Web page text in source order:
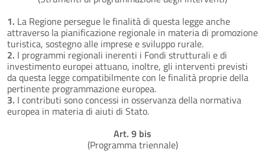
1. La Regione persegue le finalità di questa legge anche
attraverso la pianificazione regionale in materia di promozione
turistica, sostegno alle imprese e sviluppo rurale.
2. I programmi regionali inerenti i Fondi strutturali e di
investimento europei attuano, inoltre, gli interventi previsti
da questa legge compatibilmente con le finalità proprie della
pertinente programmazione europea.
3. I contributi sono concessi in osservanza della normativa
europea in materia di aiuti di Stato.
Art. 9 bis
(Programma triennale)